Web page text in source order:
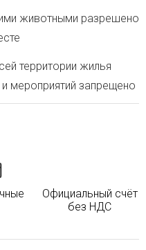
животными разрешено
территории жилья
мероприятий запрещено
Официальный счёт
без НДС